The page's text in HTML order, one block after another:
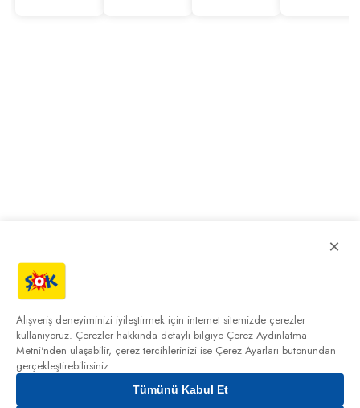
×
Alışveriş deneyiminizi iyileştirmek için internet sitemizde çerezler
kullanıyoruz. Çerezler hakkında detaylı bilgiye Çerez Aydınlatma
Metni'nden ulaşabilir, çerez tercihlerinizi ise Çerez Ayarları butonundan
gerçekleştirebilirsiniz.
Tümünü Kabul Et